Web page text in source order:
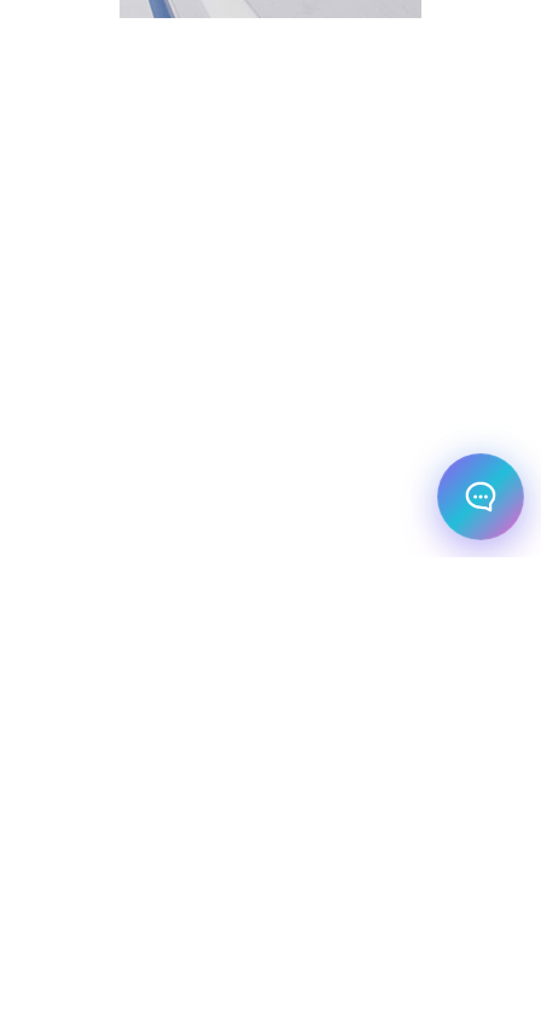
בחר אחת מהאפשרויות.